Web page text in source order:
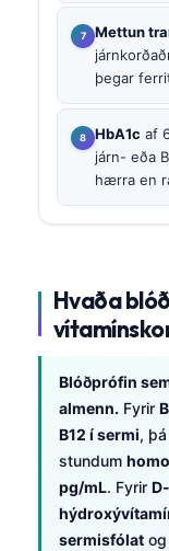
Mettun
þegar
HbA1c af
járn- eða
hærra en
Hvaða
Blóðprófin
almenn. Fyrir
B12 í sermi,
stundum
pg/mL. Fyrir
sermisfólat